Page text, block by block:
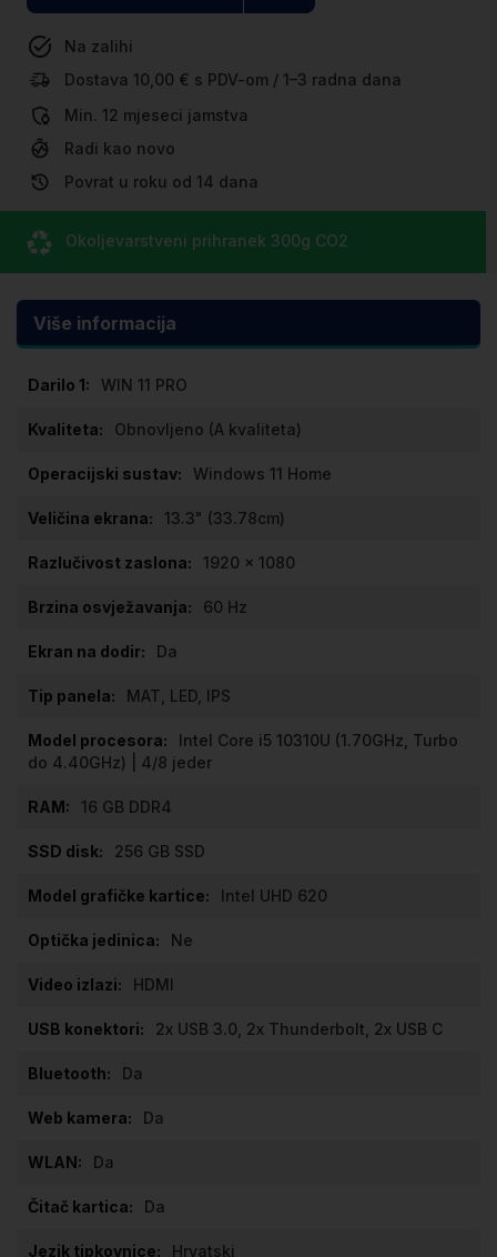
Na zalihi
Dostava 10,00 € s PDV-om / 1–3 radna dana
Min. 12 mjeseci jamstva
Radi kao novo
Povrat u roku od 14 dana
Okoljevarstveni prihranek 300g CO2
Više informacija
informacija
WIN 11 PRO
Obnovljeno (A kvaliteta)
Windows 11 Home
13.3" (33.78cm)
1920 x 1080
60 Hz
Da
MAT, LED, IPS
Intel Core i5 10310U (1.70GHz, Turbo
do 4.40GHz) | 4/8 jeder
16 GB DDR4
256 GB SSD
Intel UHD 620
Ne
HDMI
2x USB 3.0, 2x Thunderbolt, 2x USB C
Da
Da
Da
Da
Hrvatski